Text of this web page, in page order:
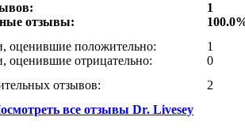
отзывы:
1
оценившие положительно:
оценившие отрицательно:
1
0
отзывов:
2
все отзывы Dr. Livesey